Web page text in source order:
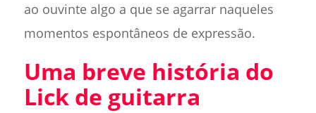
ao ouvinte algo a que se agarrar naqueles
momentos espontâneos de expressão.
Uma breve história do
Lick de guitarra